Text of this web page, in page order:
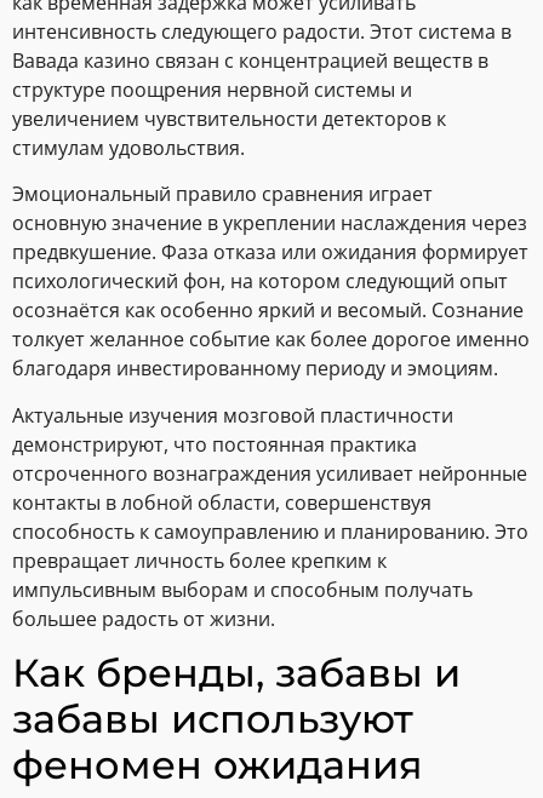
интенсивность следующего радости. Этот система в
Вавада казино связан с концентрацией веществ в
структуре поощрения нервной системы и
увеличением чувствительности детекторов к
стимулам удовольствия.
Эмоциональный правило сравнения играет
основную значение в укреплении наслаждения через
предвкушение. Фаза отказа или ожидания формирует
психологический фон, на котором следующий опыт
осознаётся как особенно яркий и весомый. Сознание
толкует желанное событие как более дорогое именно
благодаря инвестированному периоду и эмоциям.
Актуальные изучения мозговой пластичности
демонстрируют, что постоянная практика
отсроченного вознаграждения усиливает нейронные
контакты в лобной области, совершенствуя
способность к самоуправлению и планированию. Это
превращает личность более крепким к
импульсивным выборам и способным получать
большее радость от жизни.
Как бренды, забавы и
забавы используют
феномен ожидания